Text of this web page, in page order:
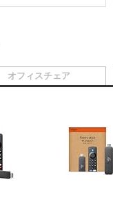
オフィスチェア